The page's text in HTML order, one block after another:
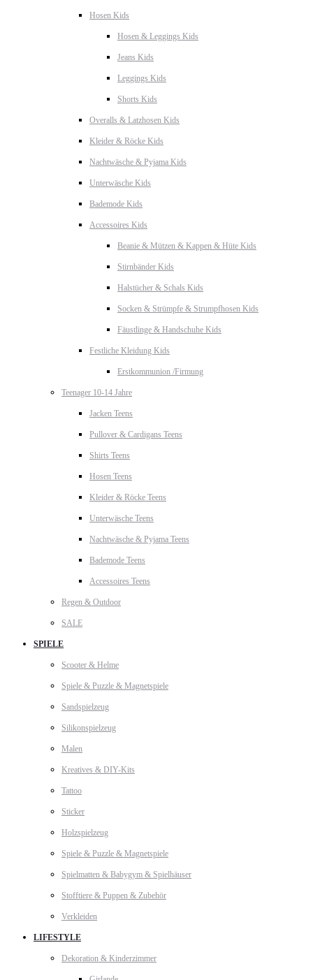
Hosen Kids
Hosen & Leggings Kids
Jeans Kids
Leggings Kids
Shorts Kids
Overalls & Latzhosen Kids
Kleider & Röcke Kids
Nachtwäsche & Pyjama Kids
Unterwäsche Kids
Bademode Kids
Accessoires Kids
Beanie & Mützen & Kappen & Hüte Kids
Stirnbänder Kids
Halstücher & Schals Kids
Socken & Strümpfe & Strumpfhosen Kids
Fäustlinge & Handschuhe Kids
Festliche Kleidung Kids
Erstkommunion /Firmung
Teenager 10-14 Jahre
Jacken Teens
Pullover & Cardigans Teens
Shirts Teens
Hosen Teens
Kleider & Röcke Teens
Unterwäsche Teens
Nachtwäsche & Pyjama Teens
Bademode Teens
Accessoires Teens
Regen & Outdoor
SALE
SPIELE
Scooter & Helme
Spiele & Puzzle & Magnetspiele
Sandspielzeug
Silikonspielzeug
Malen
Kreatives & DIY-Kits
Tattoo
Sticker
Holzspielzeug
Spiele & Puzzle & Magnetspiele
Spielmatten & Babygym & Spielhäuser
Stofftiere & Puppen & Zubehör
Verkleiden
LIFESTYLE
Dekoration & Kinderzimmer